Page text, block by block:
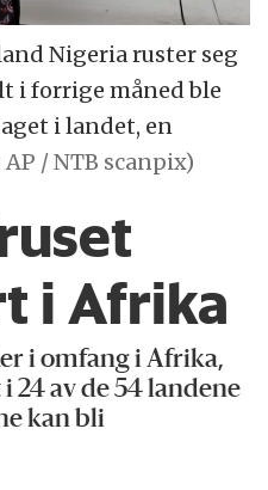
Nigeria ruster seg
i forrige måned ble
i landet, en
AP / NTB scanpix)
i Afrika
i omfang i Afrika,
24 av de 54 landene
kan bli